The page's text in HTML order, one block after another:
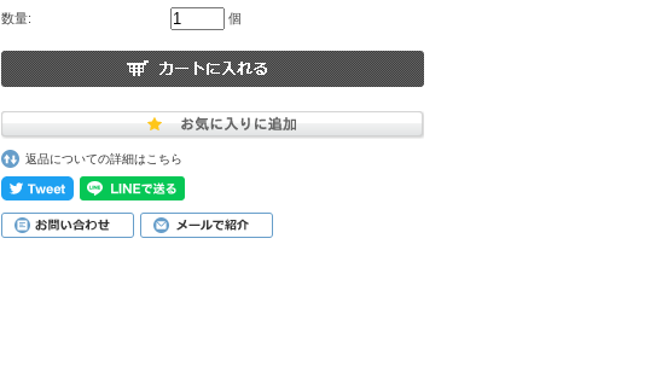
数量: 個
返品についての詳細はこちら